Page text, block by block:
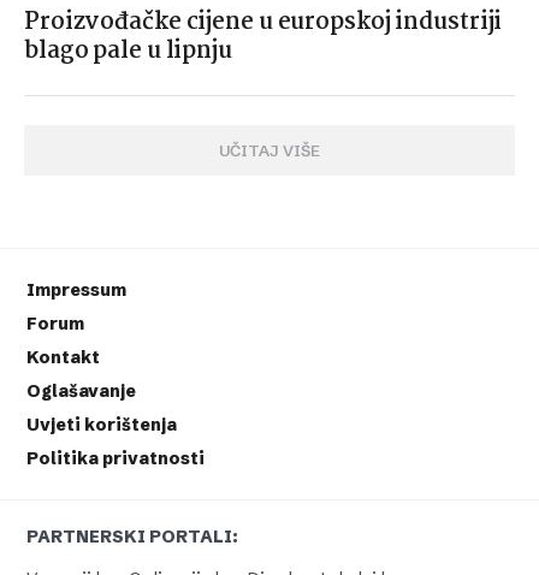
Proizvođačke cijene u europskoj industriji
blago pale u lipnju
UČITAJ VIŠE
Impressum
Forum
Kontakt
Oglašavanje
Uvjeti korištenja
Politika privatnosti
PARTNERSKI PORTALI: